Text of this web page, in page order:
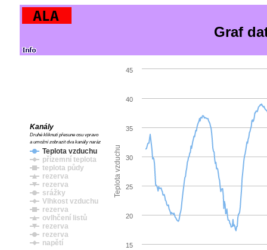
Graf
Teplota vzduchu
Teplota vzduchu
přízemní teplota
teplota půdy
rezerva
rezerva
srážky
Vlhkost vzduchu
rezerva
ovlhčení listů
rezerva
rezerva
napětí
Kanály
Druhé kliknutí přesune osu vpravo
a umožní zobrazit dva kanály naráz
15
20
25
30
35
40
45